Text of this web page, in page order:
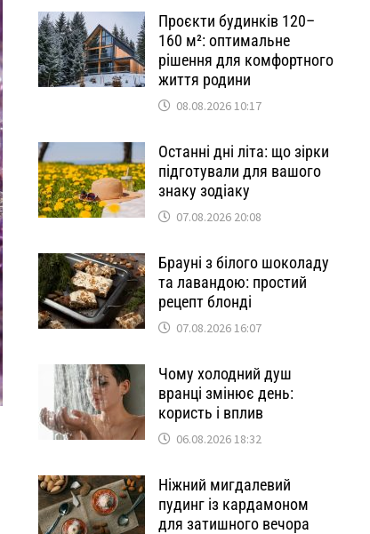
Проєкти будинків 120–
160 м²: оптимальне
рішення для комфортного
життя родини
08.08.2026 10:17
Останні дні літа: що зірки
підготували для вашого
знаку зодіаку
07.08.2026 20:08
Брауні з білого шоколаду
та лавандою: простий
рецепт блонді
07.08.2026 16:07
Чому холодний душ
вранці змінює день:
користь і вплив
06.08.2026 18:32
Ніжний мигдалевий
пудинг із кардамоном
для затишного вечора